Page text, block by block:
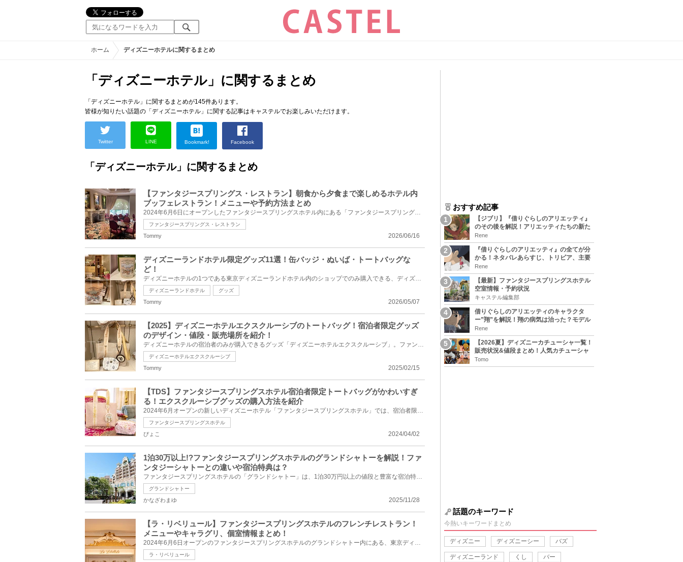
ホーム ディズニーホテルに関するまとめ
「ディズニーホテル」に関するまとめ
「ディズニーホテル」に関するまとめが145件あります。
皆様が知りたい話題の「ディズニーホテル」に関する記事はキャステルでお楽しみいただけます。
Twitter LINE Bookmark! Facebook
「ディズニーホテル」に関するまとめ
【ファンタジースプリングス・レストラン】朝食から夕食まで楽しめるホテル内
ブッフェレストラン！メニューや予約方法まとめ
2024年6月6日にオープンしたファンタジースプリングスホテル内にある「ファンタジースプリングス・レス...
ファンタジースプリングス・レストラン
2026/06/16
Tommy
ディズニーランドホテル限定グッズ11選！缶バッジ・ぬいば・トートバッグな
ど！
ディズニーホテルの1つである東京ディズニーランドホテル内のショップでのみ購入できる、ディズニーラン...
ディズニーランドホテル グッズ
2026/05/07
Tommy
【2025】ディズニーホテルエクスクルーシブのトートバッグ！宿泊者限定グッズ
のデザイン・値段・販売場所を紹介！
ディズニーホテルの宿泊者のみが購入できるグッズ「ディズニーホテルエクスクルーシブ」。ファンタジー...
ディズニーホテルエクスクルーシブ
2025/02/15
Tommy
【TDS】ファンタジースプリングスホテル宿泊者限定トートバッグがかわいすぎ
る！エクスクルーシブグッズの購入方法を紹介
2024年6月オープンの新しいディズニーホテル「ファンタジースプリングスホテル」では、宿泊者限定でトー...
ファンタジースプリングスホテル
2024/04/02
ぴょこ
1泊30万以上!?ファンタジースプリングスホテルのグランドシャトーを解説！ファ
ンタジーシャトーとの違いや宿泊特典は？
ファンタジースプリングスホテルの「グランドシャトー」は、1泊30万円以上の値段と豊富な宿泊特典に注目...
グランドシャトー
2025/11/28
かなざわまゆ
【ラ・リベリュール】ファンタジースプリングスホテルのフレンチレストラン！
メニューやキャラグリ、個室情報まとめ！
2024年6月6日オープンのファンタジースプリングスホテルのグランドシャトー内にある、東京ディズニーリ...
ラ・リベリュール
おすすめ記事
【ジブリ】『借りぐらしのアリエッティ』
のその後を解説！アリエッティたちの新た
な住処は？翔の病気は治る？
Rene
『借りぐらしのアリエッティ』の全てが分
かる！ネタバレあらすじ、トリビア、主要
キャラまとめ！
Rene
【最新】ファンタジースプリングスホテル
空室情報・予約状況
キャステル編集部
借りぐらしのアリエッティのキャラクタ
ー”翔”を解説！翔の病気は治った？モデル
は誰？
Rene
【2026夏】ディズニーカチューシャ一覧！
販売状況&値段まとめ！人気カチューシャ
をチェック
Tomo
話題のキーワード
今熱いキーワードまとめ
ディズニー ディズニーシー バズ
ディズニーランド くし バー